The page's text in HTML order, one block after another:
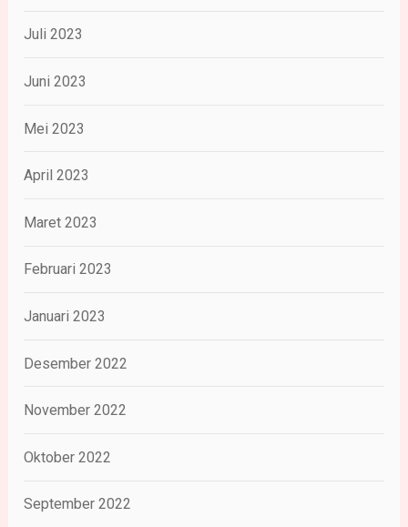
Juli 2023
Juni 2023
Mei 2023
April 2023
Maret 2023
Februari 2023
Januari 2023
Desember 2022
November 2022
Oktober 2022
September 2022